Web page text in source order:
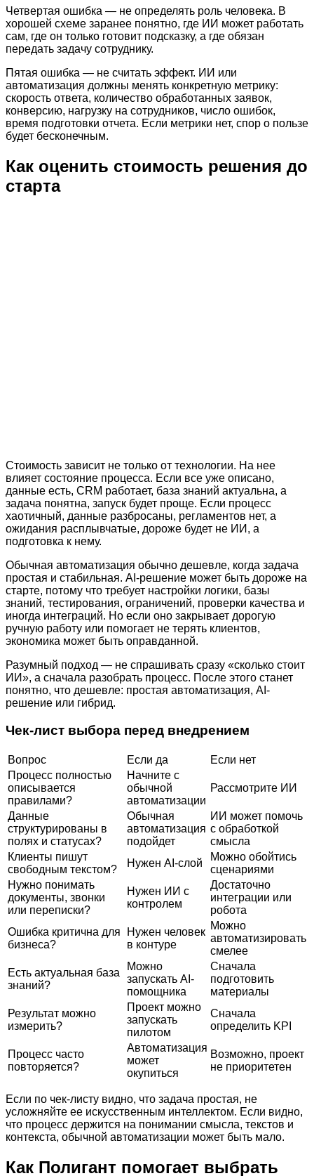
Четвертая ошибка — не определять роль человека. В
хорошей схеме заранее понятно, где ИИ может работать
сам, где он только готовит подсказку, а где обязан
передать задачу сотруднику.
Пятая ошибка — не считать эффект. ИИ или
автоматизация должны менять конкретную метрику:
скорость ответа, количество обработанных заявок,
конверсию, нагрузку на сотрудников, число ошибок,
время подготовки отчета. Если метрики нет, спор о пользе
будет бесконечным.
Как оценить стоимость решения до
старта
Стоимость зависит не только от технологии. На нее
влияет состояние процесса. Если все уже описано,
данные есть, CRM работает, база знаний актуальна, а
задача понятна, запуск будет проще. Если процесс
хаотичный, данные разбросаны, регламентов нет, а
ожидания расплывчатые, дороже будет не ИИ, а
подготовка к нему.
Обычная автоматизация обычно дешевле, когда задача
простая и стабильная. AI-решение может быть дороже на
старте, потому что требует настройки логики, базы
знаний, тестирования, ограничений, проверки качества и
иногда интеграций. Но если оно закрывает дорогую
ручную работу или помогает не терять клиентов,
экономика может быть оправданной.
Разумный подход — не спрашивать сразу «сколько стоит
ИИ», а сначала разобрать процесс. После этого станет
понятно, что дешевле: простая автоматизация, AI-
решение или гибрид.
Чек-лист выбора перед внедрением
Вопрос Если да
Если нет
Процесс полностью
описывается
правилами?
Начните с
обычной
автоматизации
Рассмотрите ИИ
Данные
структурированы в
полях и статусах?
Обычная
автоматизация
подойдет
ИИ может помочь
с обработкой
смысла
Клиенты пишут
свободным текстом?
Нужен AI-слой
Можно обойтись
сценариями
Нужно понимать
документы, звонки
или переписки?
Нужен ИИ с
контролем
Достаточно
интеграции или
робота
Ошибка критична для
бизнеса?
Нужен человек
в контуре
Можно
автоматизировать
смелее
Есть актуальная база
знаний?
Можно
запускать AI-
помощника
Сначала
подготовить
материалы
Результат можно
измерить?
Проект можно
запускать
пилотом
Сначала
определить KPI
Процесс часто
повторяется?
Автоматизация
может
окупиться
Возможно, проект
не приоритетен
Если по чек-листу видно, что задача простая, не
усложняйте ее искусственным интеллектом. Если видно,
что процесс держится на понимании смысла, текстов и
контекста, обычной автоматизации может быть мало.
Как Полигант помогает выбрать